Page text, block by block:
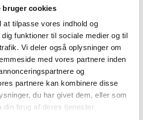
bruger cookies
at tilpasse vores indhold og
funktioner til sociale medier og til
Vi deler også oplysninger om
med vores partnere inden
og
partnere kan kombinere disse
du har givet dem, eller som
din brug af deres tjenester.
/
RONINA
Bjørn Wiinblad Nina
Vasesæt
DKK 560,00 /
stk
DKK 700,00 inkl. moms